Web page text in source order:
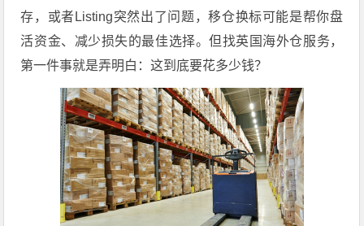
存，或者Listing突然出了问题，移仓换标可能是帮你盘
活资金、减少损失的最佳选择。但找英国海外仓服务，
第一件事就是弄明白：这到底要花多少钱？